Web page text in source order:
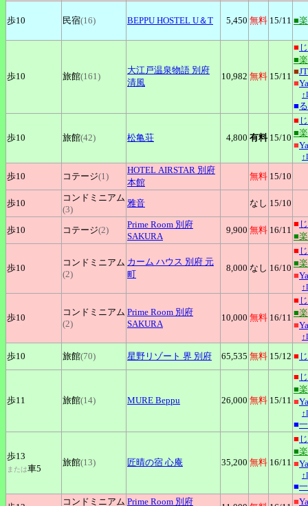
歩10 民宿(16) BEPPU HOSTEL U＆T 5,450 無料 15/11 ■
歩10 旅館(161)
大江戸温泉物語 別府
清風
10,982 無料 15/11
■
■
■
■
■
歩10 旅館(42) 松亀荘 4,800 有料 15/10
■
■
■
歩10 コテージ(1)
HOTEL AIRSTAR 別府
本館
無料 15/10
歩10
コンドミニアム
(3)
雅音 なし 15/10
歩10 コテージ(2)
Prime Room 別府
SAKURA
9,900 無料 16/11
■
■
歩10
コンドミニアム
(2)
カーム ハウス 別府 元
町
8,000 なし 16/10
■
■
■
歩10
コンドミニアム
(2)
Prime Room 別府
SAKURA
10,000 無料 16/11
■
■
■
歩10 旅館(70) 星野リゾート 界 別府 65,535 無料 15/12 ■
歩11 旅館(14) MURE Beppu 26,000 無料 15/11
■
■
■
■
歩13
または車5
旅館(13) 匠晴の宿 心庵 35,200 無料 16/11
■
■
■
■
コンドミニアム Prime Room 別府 ■